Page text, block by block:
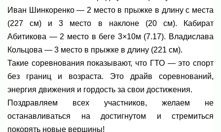
Иван Шинкоренко — 2 место в прыжке в длину с места
(227 см) и 3 место в наклоне (20 см). Кабират
Абитикова — 2 место в беге 3×10м (7.17). Владислава
Кольцова — 3 место в прыжке в длину (221 см).
Такие соревнования показывают, что ГТО — это спорт
без границ и возраста. Это драйв соревнований,
энергия движения и гордость за свои достижения.
Поздравляем всех участников, желаем не
останавливаться на достигнутом и стремиться
покорять новые вершины!